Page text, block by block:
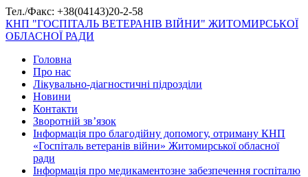
Тел./Факс: +38(04143)20-2-58
КНП "ГОСПІТАЛЬ ВЕТЕРАНІВ ВІЙНИ" ЖИТОМИРСЬКОЇ
ОБЛАСНОЇ РАДИ
Головна
Про нас
Лікувально-діагностичні підрозділи
Новини
Контакти
Зворотній зв’язок
Інформація про благодійну допомогу, отриману КНП
«Госпіталь ветеранів війни» Житомирської обласної
ради
Інформація про медикаментозне забезпечення госпіталю